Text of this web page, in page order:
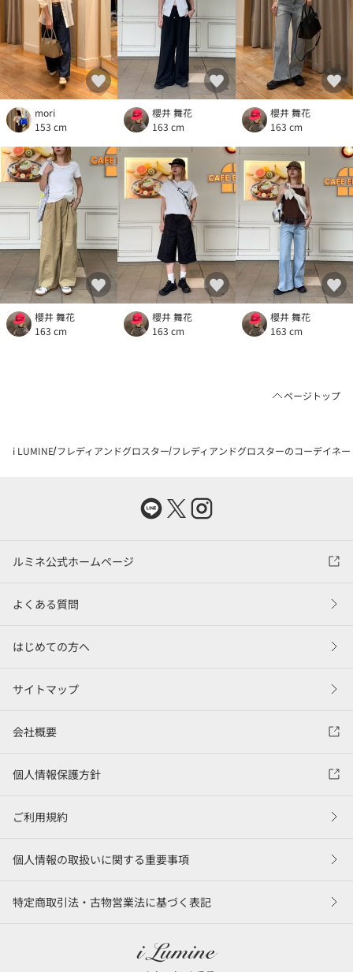
mori
153 cm
櫻井 舞花
163 cm
櫻井 舞花
163 cm
櫻井 舞花
163 cm
櫻井 舞花
163 cm
櫻井 舞花
163 cm
ページトップ
i LUMINE フレディアンドグロスター フレディアンドグロスターのコーデイネ
ルミネ公式ホームページ
よくある質問
はじめての方へ
サイトマップ
会社概要
個人情報保護方針
ご利用規約
個人情報の取扱いに関する重要事項
特定商取引法・古物営業法に基づく表記